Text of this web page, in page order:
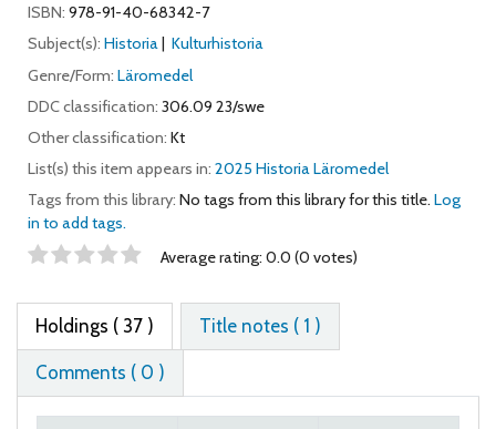
ISBN: 978-91-40-68342-7
Subject(s): Historia
Kulturhistoria
Genre/Form: Läromedel
DDC classification: 306.09 23/swe
Other classification: Kt
List(s) this item appears in: 2025 Historia Läromedel
Tags from this library: No tags from this library for this title. Log
in to add tags.
Star ratings Average rating: 0.0 (0 votes)
Holdings ( 37 ) Title notes ( 1 )
Comments ( 0 )